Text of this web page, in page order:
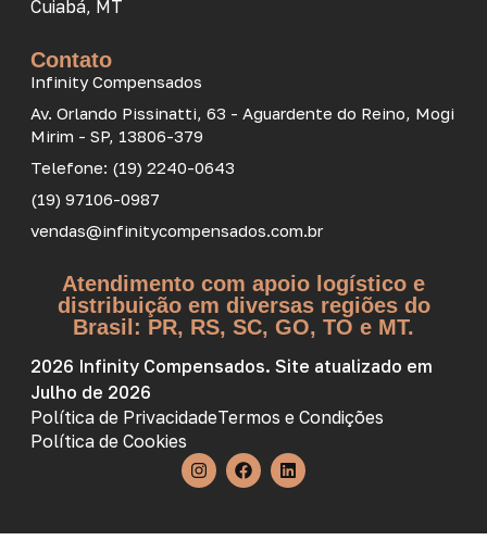
Cuiabá, MT
Contato
Infinity Compensados
Av. Orlando Pissinatti, 63 - Aguardente do Reino, Mogi
Mirim - SP, 13806-379
Telefone: (19) 2240-0643
(19) 97106-0987
vendas@infinitycompensados.com.br
Atendimento com apoio logístico e
distribuição em diversas regiões do
Brasil: PR, RS, SC, GO, TO e MT.
2026 Infinity Compensados. Site atualizado em
Julho de 2026
Política de PrivacidadeTermos e Condições
Política de Cookies